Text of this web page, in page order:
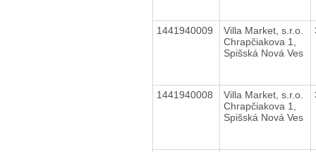
1441940009
Villa Market, s.r.o.
Chrapčiakova 1,
Spišská Nová Ves
1441940008
Villa Market, s.r.o.
Chrapčiakova 1,
Spišská Nová Ves